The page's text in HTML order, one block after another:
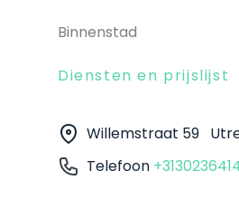
Binnenstad
Diensten en prijslijst
Willemstraat 59
Telefoon